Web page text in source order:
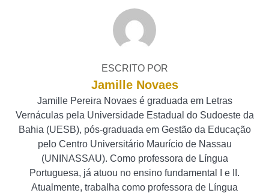
ESCRITO POR
Jamille Novaes
Jamille Pereira Novaes é graduada em Letras
Vernáculas pela Universidade Estadual do Sudoeste da
Bahia (UESB), pós-graduada em Gestão da Educação
pelo Centro Universitário Maurício de Nassau
(UNINASSAU). Como professora de Língua
Portuguesa, já atuou no ensino fundamental I e II.
Atualmente, trabalha como professora de Língua